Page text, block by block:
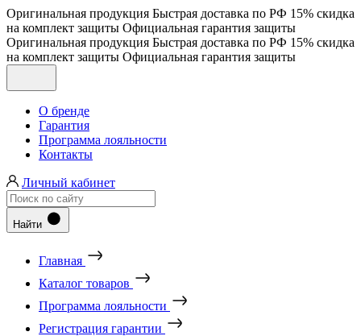
Оригинальная продукция Быстрая доставка по РФ 15% скидка
на комплект защиты Официальная гарантия защиты
Оригинальная продукция Быстрая доставка по РФ 15% скидка
на комплект защиты Официальная гарантия защиты
О бренде
Гарантия
Программа лояльности
Контакты
Личный кабинет
Найти
Главная
Каталог товаров
Программа лояльности
Регистрация гарантии